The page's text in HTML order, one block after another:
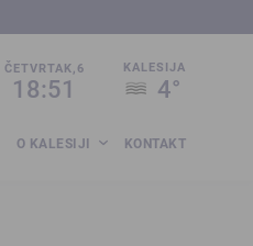
ČETVRTAK,6
18:51
KALESIJA
4°
O KALESIJI KONTAKT